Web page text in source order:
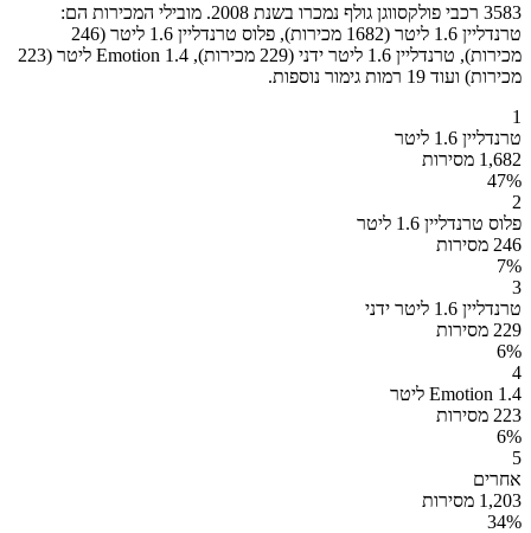
3583 רכבי פולקסווגן גולף נמכרו בשנת 2008. מובילי המכירות הם:
טרנדליין 1.6 ליטר (1682 מכירות), פלוס טרנדליין 1.6 ליטר (246
מכירות), טרנדליין 1.6 ליטר ידני (229 מכירות), Emotion 1.4 ליטר (223
מכירות) ועוד 19 רמות גימור נוספות.
1
טרנדליין 1.6 ליטר
1,682 מסירות
47%
2
פלוס טרנדליין 1.6 ליטר
246 מסירות
7%
3
טרנדליין 1.6 ליטר ידני
229 מסירות
6%
4
Emotion 1.4 ליטר
223 מסירות
6%
5
אחרים
1,203 מסירות
34%